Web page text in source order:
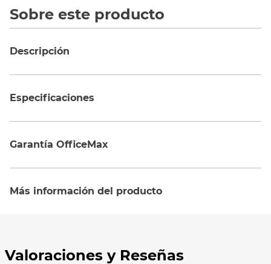
Sobre este producto
Descripción
Especificaciones
Garantía OfficeMax
Más información del producto